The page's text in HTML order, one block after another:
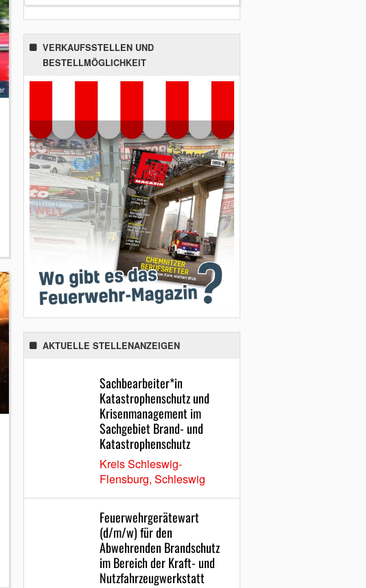
VERKAUFSSTELLEN UND
BESTELLMÖGLICHKEIT
AKTUELLE STELLENANZEIGEN
Sachbearbeiter*in
Katastrophenschutz und
Krisenmanagement im
Sachgebiet Brand- und
Katastrophenschutz
Kreis Schleswig-
Flensburg, Schleswig
Feuerwehrgerätewart
(d/m/w) für den
Abwehrenden Brandschutz
im Bereich der Kraft- und
Nutzfahrzeugwerkstatt